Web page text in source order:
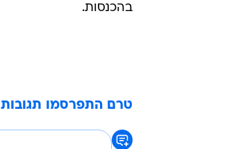
בהכנסות.
טרם התפרסמו תגובות